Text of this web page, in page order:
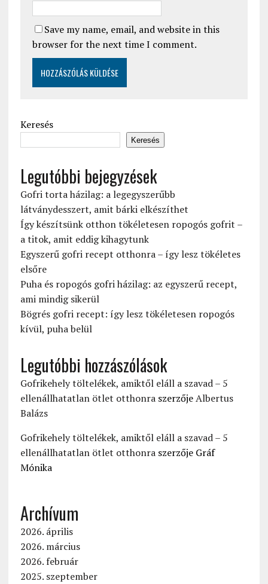
Save my name, email, and website in this
browser for the next time I comment.
Keresés
Keresés
Legutóbbi bejegyzések
Gofri torta házilag: a legegyszerűbb
látványdesszert, amit bárki elkészíthet
Így készítsünk otthon tökéletesen ropogós gofrit –
a titok, amit eddig kihagytunk
Egyszerű gofri recept otthonra – így lesz tökéletes
elsőre
Puha és ropogós gofri házilag: az egyszerű recept,
ami mindig sikerül
Bögrés gofri recept: így lesz tökéletesen ropogós
kívül, puha belül
Legutóbbi hozzászólások
Gofrikehely töltelékek, amiktől eláll a szavad – 5
ellenállhatatlan ötlet otthonraszerzőjeAlbertus
Balázs
Gofrikehely töltelékek, amiktől eláll a szavad – 5
ellenállhatatlan ötlet otthonraszerzője Gráf
Mónika
Archívum
2026. április
2026. március
2026. február
2025. szeptember